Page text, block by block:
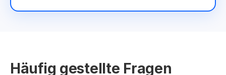
Häufig gestellte Fragen